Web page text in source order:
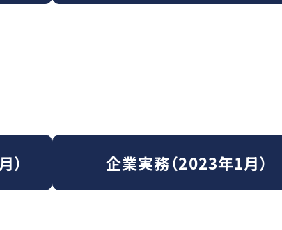
） 企業実務（2023年1月）